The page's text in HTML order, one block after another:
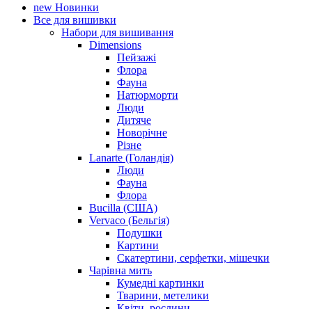
new Новинки
Все для вишивки
Набори для вишивання
Dimensions
Пейзажі
Флора
Фауна
Натюрморти
Люди
Дитяче
Новорічне
Різне
Lanarte (Голандія)
Люди
Фауна
Флора
Bucilla (США)
Vervaco (Бельгія)
Подушки
Картини
Скатертини, серфетки, мішечки
Чарiвна мить
Кумедні картинки
Тварини, метелики